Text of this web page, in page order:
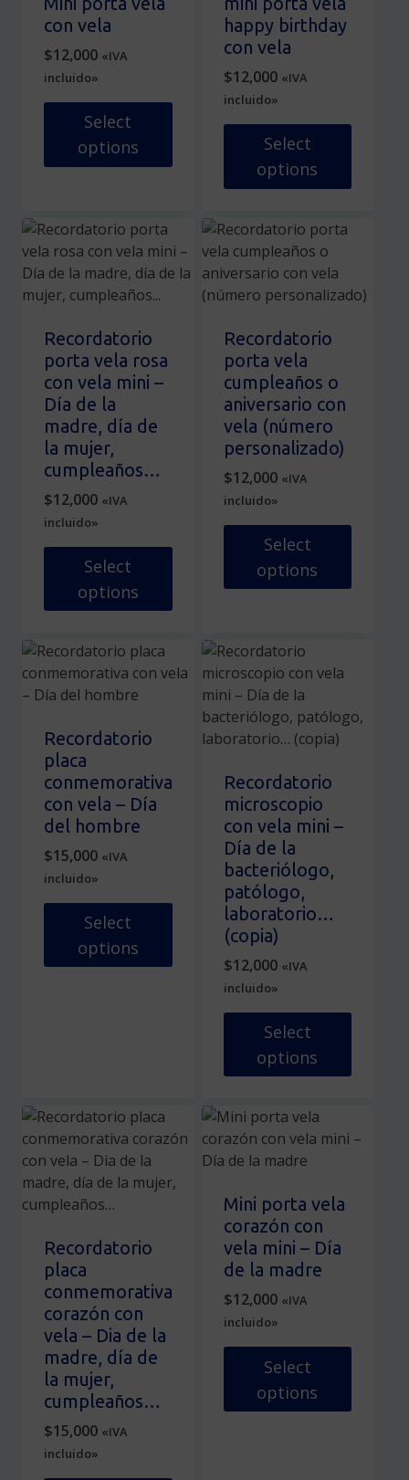
elegir
la
página
de
producto
en
la
de
producto
con vela
$12,000 «IVA
incluido»
Select
options
tiene
variantes.
Las
opciones
se
pueden
elegir
en
la
página
de
producto
happy birthday
con vela
$12,000 «IVA
incluido»
Select
options
producto
múltiples
opciones
se
pueden
elegir
en
la
página
de
producto
Recordatorio
porta vela rosa
con vela mini –
Día de la
madre, día de
la mujer,
cumpleaños…
$12,000 «IVA
incluido»
Select
options
producto
múltiples
Las
opciones
se
pueden
elegir
la
página
de
producto
Recordatorio
porta vela
cumpleaños o
aniversario con
vela (número
personalizado)
$12,000 «IVA
incluido»
Select
options
tiene
múltiples
variantes.
Las
opciones
pueden
elegir
en
la
página
de
producto
Recordatorio
placa
conmemorativa
con vela – Día
del hombre
$15,000 «IVA
incluido»
Select
options
opciones
pueden
elegir
la
página
de
producto
Recordatorio
microscopio
con vela mini –
Día de la
bacteriólogo,
patólogo,
laboratorio…
(copia)
$12,000 «IVA
incluido»
Select
options
producto
tiene
múltiples
Las
opciones
se
pueden
en
la
página
producto
Recordatorio
placa
conmemorativa
corazón con
vela – Dia de la
madre, día de
la mujer,
cumpleaños…
$15,000 «IVA
incluido»
Mini porta vela
corazón con
vela mini – Día
de la madre
$12,000 «IVA
incluido»
Select
options